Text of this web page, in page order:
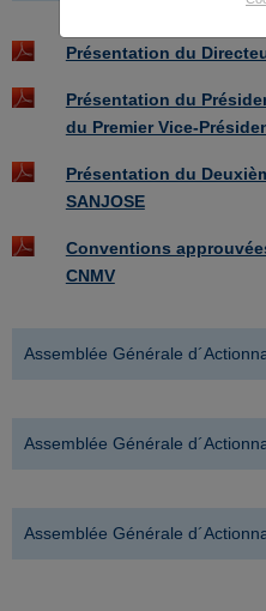
Présentation du
Présentation du
du Premier Vice-
Présentation du
SANJOSE
Conventions
CNMV
Assemblée Générale
Assemblée Générale
Assemblée Générale